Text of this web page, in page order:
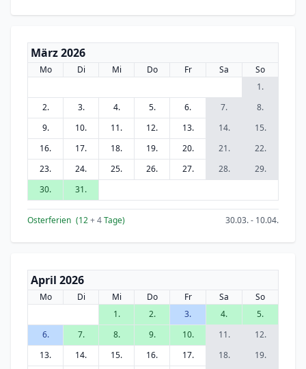
März 2026
Mo Di Mi Do Fr Sa
So
1.
2.
3. 4. 5. 6. 7.
8.
9.
10. 11. 12. 13. 14.
15.
16.
17. 18. 19. 20. 21.
22.
23.
24. 25. 26. 27. 28.
29.
30.
31.
Osterferien (12+ 4Tage) 30.03. - 10.04.
April 2026
Mo Di Mi Do Fr Sa
So
1.
2. 3. 4.
5.
6.
7. 8. 9. 10. 11.
12.
13.
14. 15. 16. 17. 18.
19.